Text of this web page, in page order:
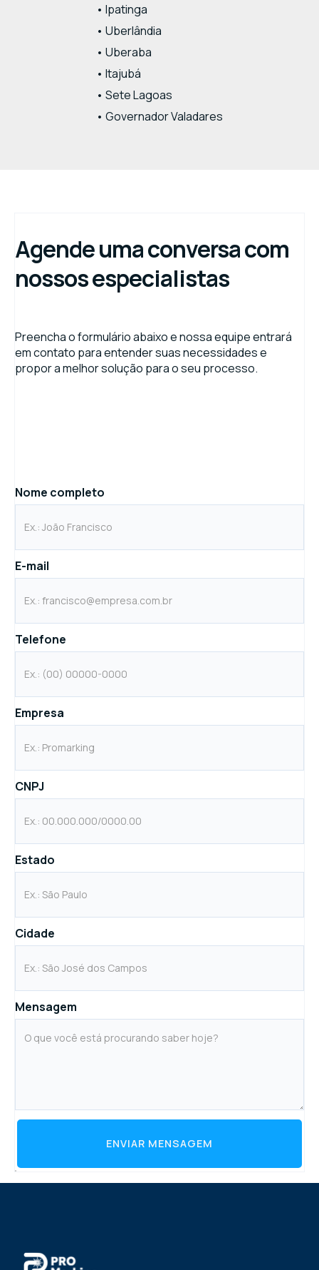
• Ipatinga
• Uberlândia
• Uberaba
• Itajubá
• Sete Lagoas
• Governador Valadares
Agende uma conversa com
nossos especialistas
Preencha o formulário abaixo e nossa equipe entrará
em contato para entender suas necessidades e
propor a melhor solução para o seu processo.
Nome completo
E-mail
Telefone
Empresa
CNPJ
Estado
Cidade
Mensagem
ENVIAR MENSAGEM